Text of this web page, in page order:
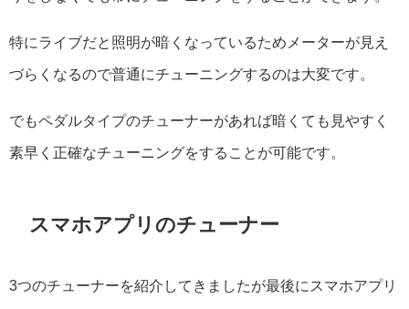
特にライブだと照明が暗くなっているためメーターが見え
づらくなるので普通にチューニングするのは大変です。
でもペダルタイプのチューナーがあれば暗くても見やすく
素早く正確なチューニングをすることが可能です。
スマホアプリのチューナー
3つのチューナーを紹介してきましたが最後にスマホアプリ